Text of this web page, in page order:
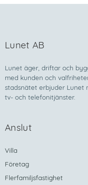
Lunet AB
Lunet äger, driftar och
med kunden och
stadsnätet erbjuder Lunet
tv- och telefonitjänster.
Anslut
Villa
Företag
Flerfamiljsfastighet